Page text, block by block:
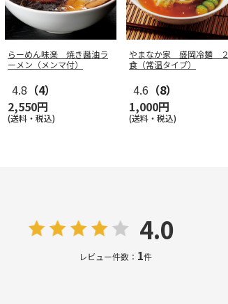
らーめん味楽 焼き醤油ラ
ーメン（メンマ付）
4.8 （4）
2,550円
(送料・税込)
やまなか家 盛岡冷麺 ２
食（常温タイプ）
4.6 （8）
1,000円
(送料・税込)
4.0
レビュー件数： 1件